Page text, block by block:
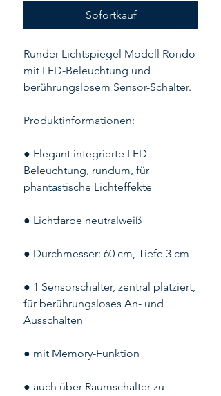
Sofortkauf
Runder Lichtspiegel Modell Rondo
mit LED-Beleuchtung und
berührungslosem Sensor-Schalter.
Produktinformationen:
● Elegant integrierte LED-
Beleuchtung, rundum, für
phantastische Lichteffekte
● Lichtfarbe neutralweiß
● Durchmesser: 60 cm, Tiefe 3 cm
● 1 Sensorschalter, zentral platziert,
für berührungsloses An- und
Ausschalten
● mit Memory-Funktion
● auch über Raumschalter zu